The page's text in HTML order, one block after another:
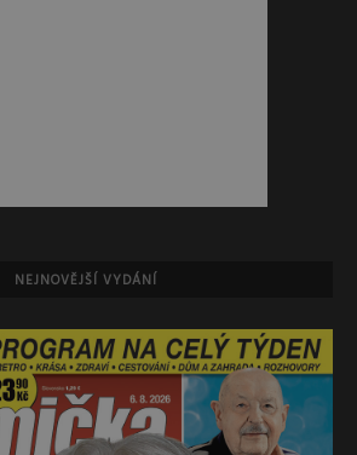
NEJNOVĚJŠÍ VYDÁNÍ